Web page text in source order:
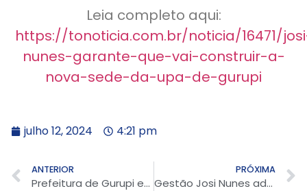
Leia completo aqui:
https://tonoticia.com.br/noticia/16471/
nunes-garante-que-vai-construir-a-
nova-sede-da-upa-de-gurupi
julho 12, 2024 4:21 pm
ANTERIOR
Prefeitura de Gurupi em parceria com UFT oferece capacitação para mulheres em estado de vulnerabilidade
PRÓXIMA
Gestão Josi Nunes adquire novas ambulâncias e vans para transporte de pacientes em Gurupi